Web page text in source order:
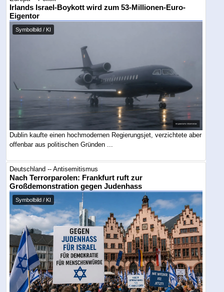
Irlands Israel-Boykott wird zum 53-Millionen-Euro-
Eigentor
Symbolbild / KI
Dublin kaufte einen hochmodernen Regierungsjet, verzichtete aber
offenbar aus politischen Gründen ...
Deutschland -- Antisemitismus
Nach Terrorparolen: Frankfurt ruft zur
Großdemonstration gegen Judenhass
Symbolbild / KI